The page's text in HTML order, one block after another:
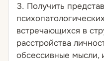
Получить
встречающихся в
расстройства
обсессивные мысли,